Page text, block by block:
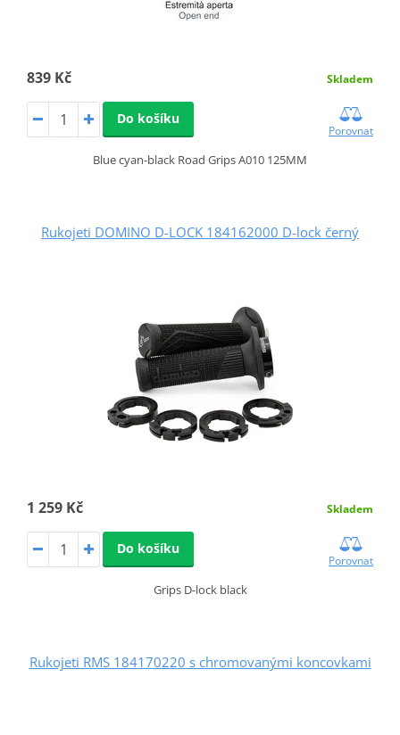
839 Kč Skladem
Do košíku
Porovnat
Blue cyan-black Road Grips A010 125MM
Rukojeti DOMINO D-LOCK 184162000 D-lock černý
1 259 Kč Skladem
Do košíku
Porovnat
Grips D-lock black
Rukojeti RMS 184170220 s chromovanými koncovkami